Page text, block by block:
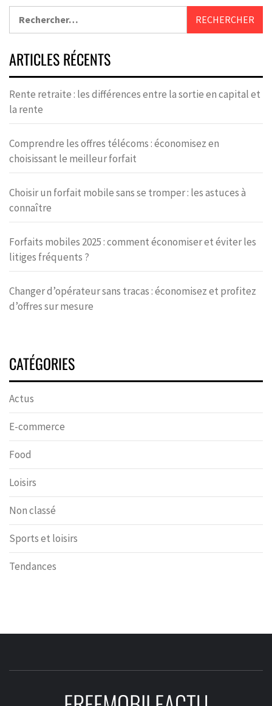
ARTICLES RÉCENTS
Rente retraite : les différences entre la sortie en capital et
la rente
Comprendre les offres télécoms : économisez en
choisissant le meilleur forfait
Choisir un forfait mobile sans se tromper : les astuces à
connaître
Forfaits mobiles 2025 : comment économiser et éviter les
litiges fréquents ?
Changer d’opérateur sans tracas : économisez et profitez
d’offres sur mesure
CATÉGORIES
Actus
E-commerce
Food
Loisirs
Non classé
Sports et loisirs
Tendances